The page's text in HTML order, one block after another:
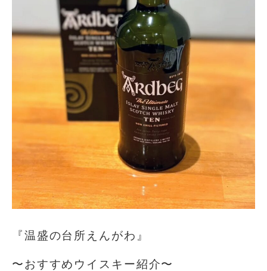
『温盛の台所えんがわ』
〜おすすめウイスキー紹介〜